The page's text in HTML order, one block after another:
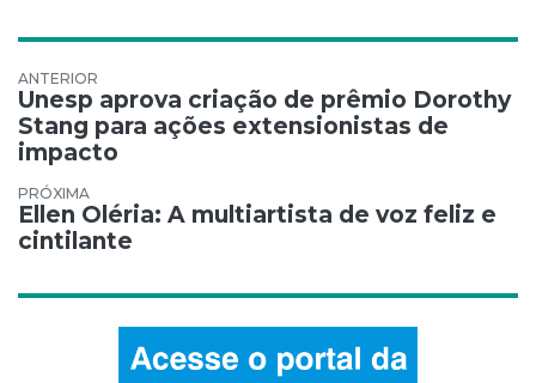
Navegação de Post
Unesp aprova criação de prêmio Dorothy
Stang para ações extensionistas de
impacto
Ellen Oléria: A multiartista de voz feliz e
cintilante